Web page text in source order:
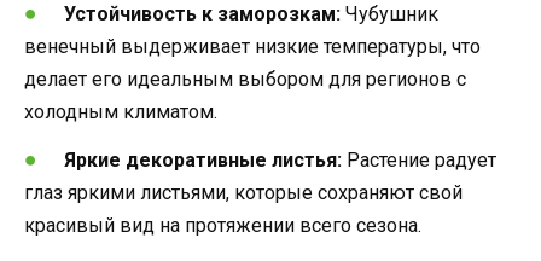
Устойчивость к заморозкам: Чубушник
венечный выдерживает низкие температуры, что
делает его идеальным выбором для регионов с
холодным климатом.
Яркие декоративные листья: Растение радует
глаз яркими листьями, которые сохраняют свой
красивый вид на протяжении всего сезона.